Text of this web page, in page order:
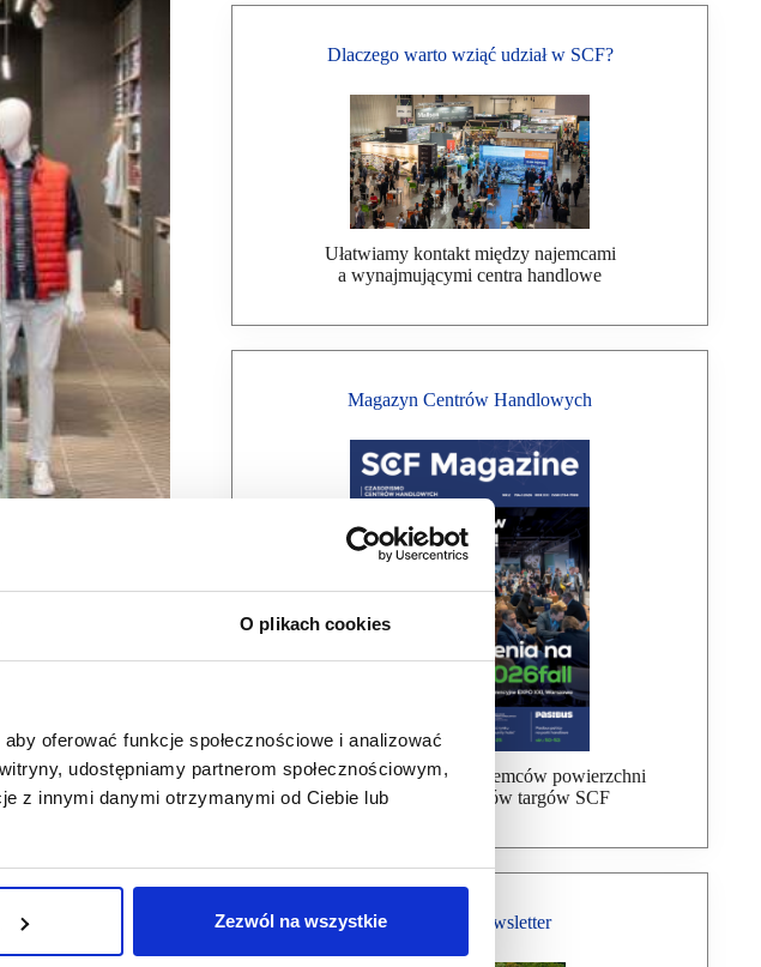
O plikach cookies
oferować funkcje społecznościowe i analizować
udostępniamy partnerom społecznościowym,
z innymi danymi otrzymanymi od Ciebie lub
Zezwól na wszystkie
okresie
Segment
za 10,7
rynkowych, Grupa
w bieżącym roku.
wzrostu – mówi
Dlaczego warto wziąć udział w SCF?
Ułatwiamy kontakt między najemcami
a wynajmującymi centra handlowe
Magazyn Centrów Handlowych
Bezpłatna wysyłka dla najemców powierzchni
handlowej, uczestników targów SCF
Bezpłatny Newsletter